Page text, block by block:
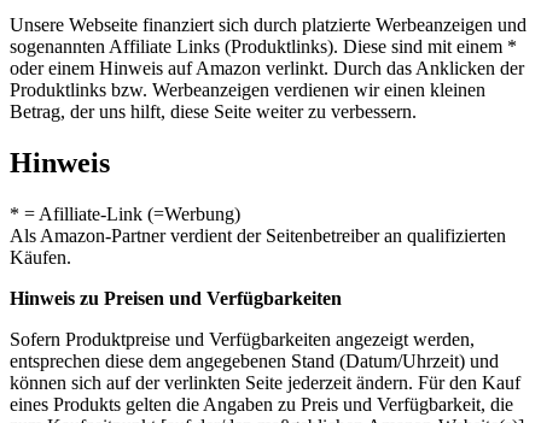
Unsere Webseite finanziert sich durch platzierte Werbeanzeigen und
sogenannten Affiliate Links (Produktlinks). Diese sind mit einem *
oder einem Hinweis auf Amazon verlinkt. Durch das Anklicken der
Produktlinks bzw. Werbeanzeigen verdienen wir einen kleinen
Betrag, der uns hilft, diese Seite weiter zu verbessern.
Hinweis
* = Afilliate-Link (=Werbung)
Als Amazon-Partner verdient der Seitenbetreiber an qualifizierten
Käufen.
Hinweis zu Preisen und Verfügbarkeiten
Sofern Produktpreise und Verfügbarkeiten angezeigt werden,
entsprechen diese dem angegebenen Stand (Datum/Uhrzeit) und
können sich auf der verlinkten Seite jederzeit ändern. Für den Kauf
eines Produkts gelten die Angaben zu Preis und Verfügbarkeit, die